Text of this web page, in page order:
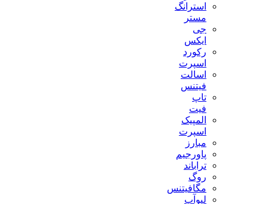
استرانگ
جی
رکورد
اسپرت
اسالت
فیتنس
تاپ
المپیک
اسپرت
مبارز
پاورجیم
تراباند
روگ
مگافیتنس
لیوآپ